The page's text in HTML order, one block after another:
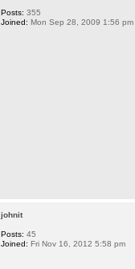
Posts: 355
Joined: Mon Sep 28, 2009 1:56 pm
johnit
Posts: 45
Joined: Fri Nov 16, 2012 5:58 pm